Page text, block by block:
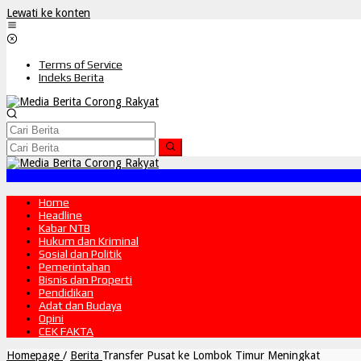
Lewati ke konten
Terms of Service
Indeks Berita
Home
Headline
Kabar NTB
Hukum dan Kriminal
Sosial dan Politik
Pemerintahan
Bisnis dan Properti
Pendidikan
Adat dan Budaya
Opini
CEK FAKTA
Homepage / Berita Transfer Pusat ke Lombok Timur Meningkat